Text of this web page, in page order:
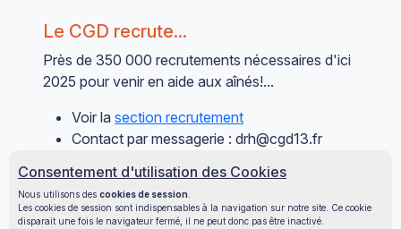
Le CGD recrute...
Près de 350 000 recrutements nécessaires d'ici
2025 pour venir en aide aux aînés!...
Voir la section recrutement
Contact par messagerie : drh@cgd13.fr
Consentement d'utilisation des Cookies
Nous utilisons des cookies de session
Les cookies de session sont indispensables à la navigation sur notre site. Ce cookie
disparait une fois le navigateur fermé, il ne peut donc pas être inactivé.